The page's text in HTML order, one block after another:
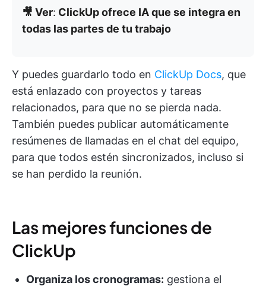
🎥 Ver: ClickUp ofrece IA que se integra en
todas las partes de tu trabajo
Y puedes guardarlo todo en ClickUp Docs, que
está enlazado con proyectos y tareas
relacionados, para que no se pierda nada.
También puedes publicar automáticamente
resúmenes de llamadas en el chat del equipo,
para que todos estén sincronizados, incluso si
se han perdido la reunión.
Las mejores funciones de
ClickUp
Organiza los cronogramas: gestiona el